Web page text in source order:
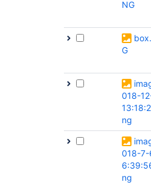
NG
G
018-
ng
018-7-
ng